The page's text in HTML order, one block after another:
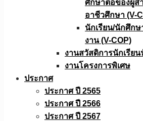
ศึกษาต่อของผู้ส
อาชีวศึกษา (V-
นักเรียน/นักศึก
งาน (V-COP)
งานสวัสดิการนักเรีย
งานโครงการพิเศษ
ประกาศ
ประกาศ ปี 2565
ประกาศ ปี 2566
ประกาศ ปี 2567